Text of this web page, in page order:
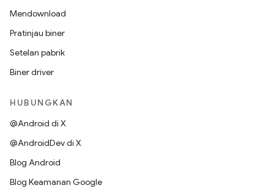
Mendownload
Pratinjau biner
Setelan pabrik
Biner driver
HUBUNGKAN
@Android di X
@AndroidDev di X
Blog Android
Blog Keamanan Google